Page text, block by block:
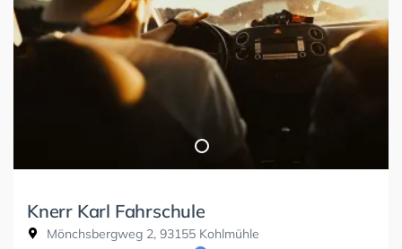
Knerr Karl Fahrschule
Mönchsbergweg 2, 93155 Kohlmühle